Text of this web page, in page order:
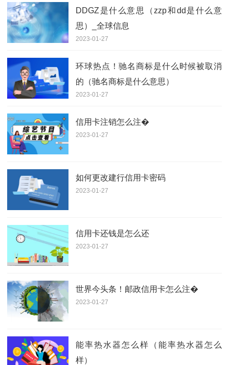
DDGZ是什么意思（zzp和dd是什么意
思）_全球信息
2023-01-27
环球热点！驰名商标是什么时候被取消
的（驰名商标是什么意思）
2023-01-27
信用卡注销怎么注�
2023-01-27
如何更改建行信用卡密码
2023-01-27
信用卡还钱是怎么还
2023-01-27
世界今头条！邮政信用卡怎么注�
2023-01-27
能率热水器怎么样（能率热水器怎么
样）